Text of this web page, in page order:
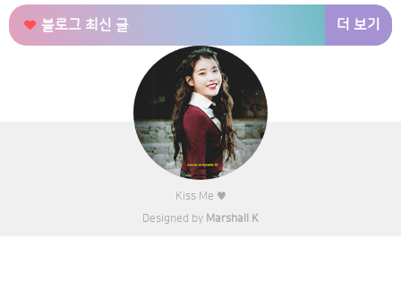
블로그 최신 글 더 보기
Kiss Me ♥
Designed by Marshall K